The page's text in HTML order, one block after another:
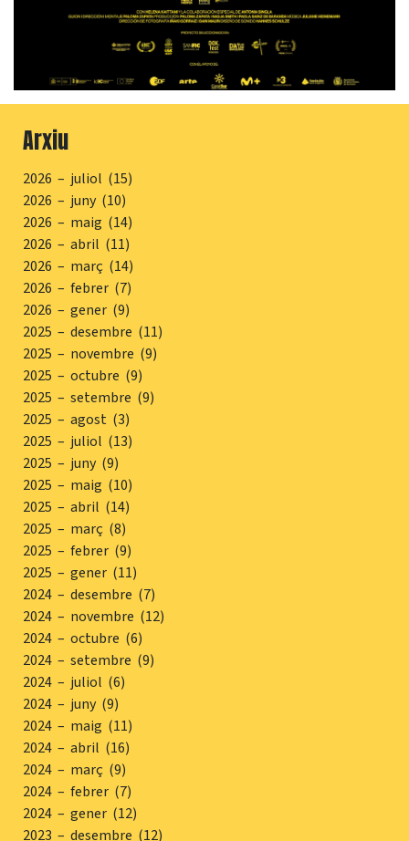
Arxiu
2026 – juliol (15)
2026 – juny (10)
2026 – maig (14)
2026 – abril (11)
2026 – març (14)
2026 – febrer (7)
2026 – gener (9)
2025 – desembre (11)
2025 – novembre (9)
2025 – octubre (9)
2025 – setembre (9)
2025 – agost (3)
2025 – juliol (13)
2025 – juny (9)
2025 – maig (10)
2025 – abril (14)
2025 – març (8)
2025 – febrer (9)
2025 – gener (11)
2024 – desembre (7)
2024 – novembre (12)
2024 – octubre (6)
2024 – setembre (9)
2024 – juliol (6)
2024 – juny (9)
2024 – maig (11)
2024 – abril (16)
2024 – març (9)
2024 – febrer (7)
2024 – gener (12)
2023 – desembre (12)